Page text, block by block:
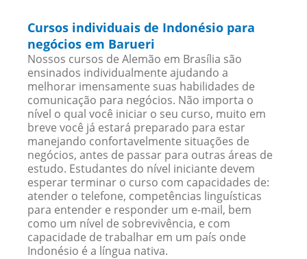
Cursos individuais de Indonésio para
negócios em Barueri
Nossos cursos de Alemão em Brasília são
ensinados individualmente ajudando a
melhorar imensamente suas habilidades de
comunicação para negócios. Não importa o
nível o qual você iniciar o seu curso, muito em
breve você já estará preparado para estar
manejando confortavelmente situações de
negócios, antes de passar para outras áreas de
estudo. Estudantes do nível iniciante devem
esperar terminar o curso com capacidades de:
atender o telefone, competências linguísticas
para entender e responder um e-mail, bem
como um nível de sobrevivência, e com
capacidade de trabalhar em um país onde
Indonésio é a língua nativa.